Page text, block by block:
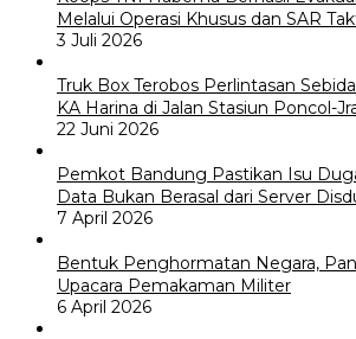
Melalui Operasi Khusus dan SAR
3 Juli 2026
Truk Box Terobos Perlintasan
KA Harina di Jalan Stasiun Poncol-
22 Juni 2026
Pemkot Bandung Pastikan Isu
Data Bukan Berasal dari Server
7 April 2026
Bentuk Penghormatan Negara,
Upacara Pemakaman Militer
6 April 2026